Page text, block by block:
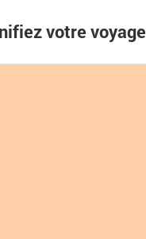
votre voyage